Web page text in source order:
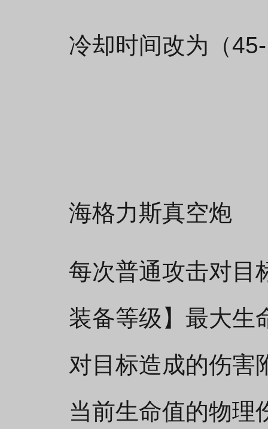
冷却时间改为（
海格力斯真空炮
每次普通攻击对目
装备等级】最大生
对目标造成的伤害
当前生命值的物理